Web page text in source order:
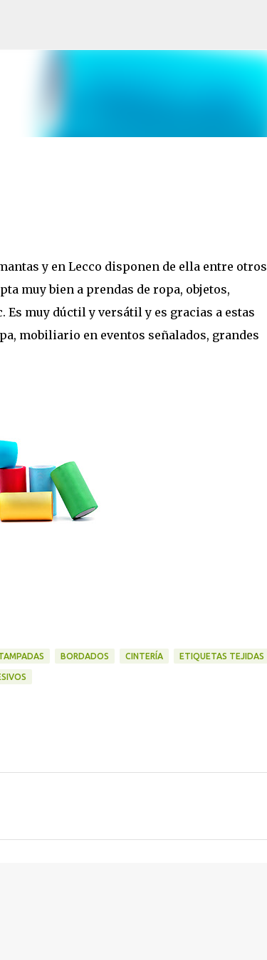
y en Lecco disponen de ella entre otros
muy bien a prendas de ropa, objetos,
muy dúctil y versátil y es gracias a estas
mobiliario en eventos señalados, grandes
BORDADOS CINTERÍA ETIQUETAS TEJIDAS